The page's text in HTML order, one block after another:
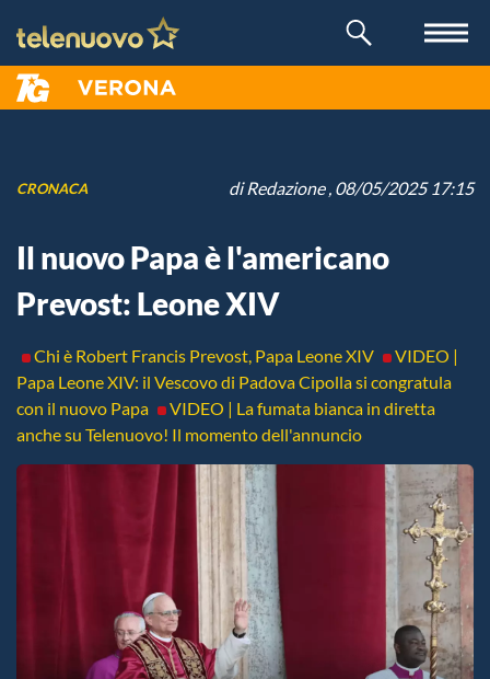
CRONACA diRedazione, 08/05/2025 17:15
Il nuovo Papa è l'americano
Prevost: Leone XIV
Chi è Robert Francis Prevost, Papa Leone XIV
VIDEO |
Papa Leone XIV: il Vescovo di Padova Cipolla si congratula
con il nuovo Papa
VIDEO | La fumata bianca in diretta
anche su Telenuovo! Il momento dell'annuncio